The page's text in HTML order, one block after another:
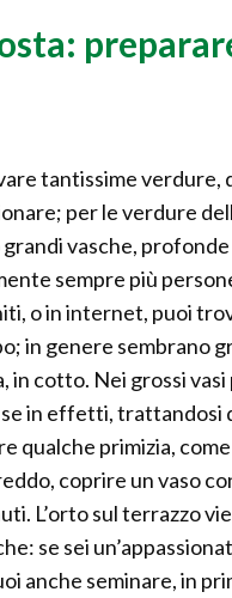
tantissime verdure,
per le verdure
vasche,
sempre più
o in internet, puoi
in genere sembrano
in cotto. Nei grossi
in effetti, trattandosi
primizia, come
coprire un vaso
L’orto sul terrazzo
se sei
anche seminare, in